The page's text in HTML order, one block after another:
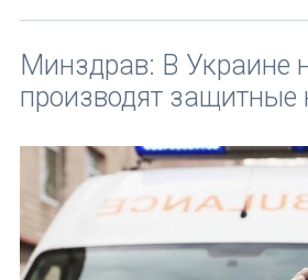
Минздрав: В Украине
производят